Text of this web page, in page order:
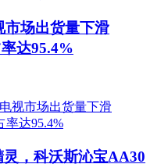
市场出货量下滑
达95.4%
，科沃斯沁宝AA30